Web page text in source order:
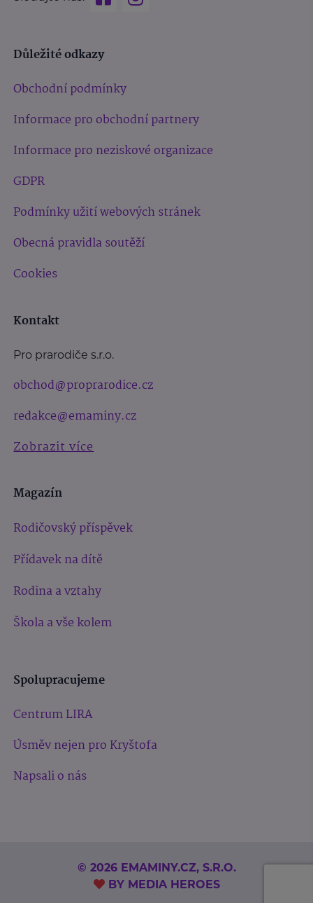
Důležité odkazy
Obchodní podmínky
Informace pro obchodní partnery
Informace pro neziskové organizace
GDPR
Podmínky užití webových stránek
Obecná pravidla soutěží
Cookies
Kontakt
Pro prarodiče s.r.o.
obchod@proprarodice.cz
redakce@emaminy.cz
Zobrazit více
Magazín
Rodičovský příspěvek
Přídavek na dítě
Rodina a vztahy
Škola a vše kolem
Spolupracujeme
Centrum LIRA
Úsměv nejen pro Kryštofa
Napsali o nás
© 2026 EMAMINY.CZ, S.R.O.
BY MEDIA HEROES